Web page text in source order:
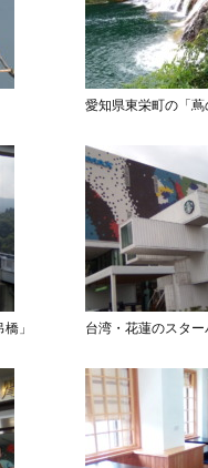
愛知県東栄町の「蔦
」 台湾・花蓮のスター